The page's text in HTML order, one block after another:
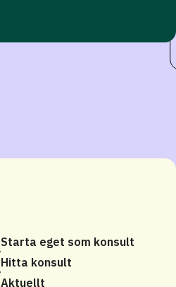
Starta eget som konsult
Hitta konsult
Aktuellt